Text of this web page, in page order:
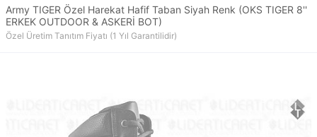
Army TIGER Özel Harekat Hafif Taban Siyah Renk (OKS TIGER 8''
ERKEK OUTDOOR & ASKERİ BOT)
Özel Üretim Tanıtım Fiyatı (1 Yıl Garantilidir)